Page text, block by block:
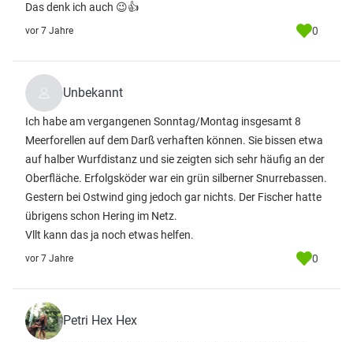
Das denk ich auch 😉👍
vor 7 Jahre 0
Unbekannt
Ich habe am vergangenen Sonntag/Montag insgesamt 8
Meerforellen auf dem Darß verhaften können. Sie bissen etwa
auf halber Wurfdistanz und sie zeigten sich sehr häufig an der
Oberfläche. Erfolgsköder war ein grün silberner Snurrebassen.
Gestern bei Ostwind ging jedoch gar nichts. Der Fischer hatte
übrigens schon Hering im Netz.
Vllt kann das ja noch etwas helfen.
vor 7 Jahre 0
Petri Hex Hex